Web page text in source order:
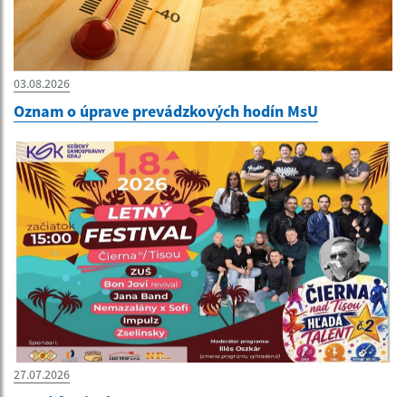
03.08.2026
Oznam o úprave prevádzkových hodín MsU
27.07.2026